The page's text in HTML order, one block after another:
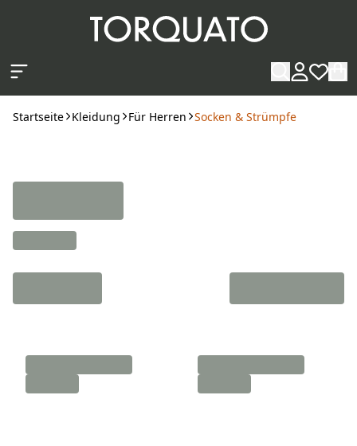
Startseite Kleidung Für Herren Socken & Strümpfe